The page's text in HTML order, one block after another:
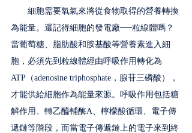
細胞需要氧氣來將從食物取得的營養轉換
為能量。還記得細胞的發電廠──粒線體嗎？
當葡萄糖、脂肪酸和胺基酸等營養素進入細
胞，必須先到粒線體經由呼吸作用轉化為
ATP（adenosine triphosphate，腺苷三磷酸），
才能供給細胞作為能量來源。呼吸作用包括糖
解作用、轉乙醯輔酶A、檸檬酸循環、電子傳
遞鏈等階段，而當電子傳遞鏈上的電子來到終